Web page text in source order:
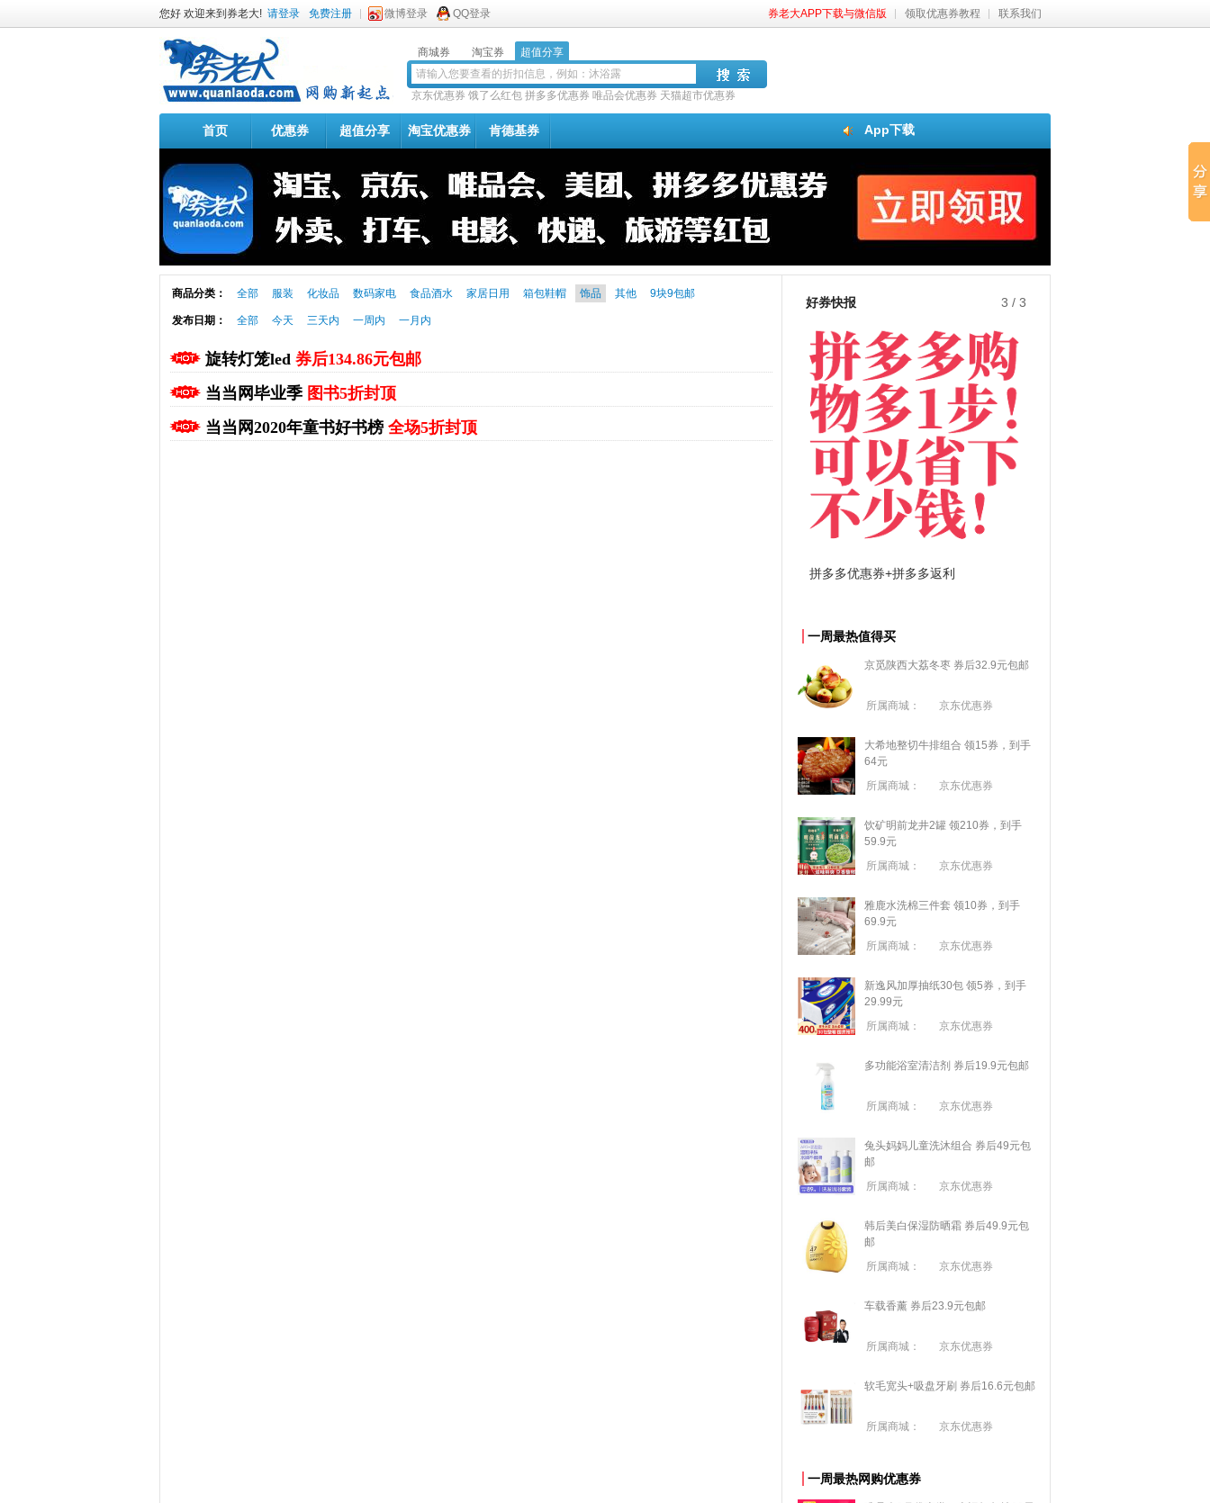
您好 欢迎来到券老大! 请登录 免费注册 微博登录 QQ登录 券老大APP下载与微信版 领取优惠券教程 联系我们
商城券 淘宝券 超值分享
京东优惠券 饿了么红包 拼多多优惠券 唯品会优惠券 天猫超市优惠券
App下载
首页 优惠券 超值分享 淘宝优惠券 肯德基券
商品分类： 全部 服装 化妆品 数码家电 食品酒水 家居日用 箱包鞋帽 饰品 其他 9块9包邮
发布日期： 全部 今天 三天内 一周内 一月内
旋转灯笼led 券后134.86元包邮
当当网毕业季 图书5折封顶
当当网2020年童书好书榜 全场5折封顶
好券快报 3 / 3
拼多多优惠券+拼多多返利
一周最热值得买
京觅陕西大荔冬枣 券后32.9元包邮
所属商城： 京东优惠券
大希地整切牛排组合 领15券，到手
64元
所属商城：
京东优惠券
饮矿明前龙井2罐 领210券，到手
59.9元
所属商城：
京东优惠券
雅鹿水洗棉三件套 领10券，到手
69.9元
所属商城：
京东优惠券
新逸风加厚抽纸30包 领5券，到手
29.99元
所属商城：
京东优惠券
多功能浴室清洁剂 券后19.9元包邮
所属商城： 京东优惠券
兔头妈妈儿童洗沐组合 券后49元包
邮
所属商城：
京东优惠券
韩后美白保湿防晒霜 券后49.9元包
邮
所属商城：
京东优惠券
车载香薰 券后23.9元包邮
所属商城： 京东优惠券
软毛宽头+吸盘牙刷 券后16.6元包邮
所属商城： 京东优惠券
一周最热网购优惠券